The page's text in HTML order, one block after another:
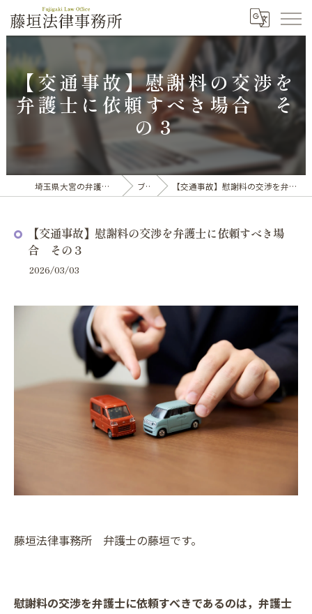
【交通事故】慰謝料の交渉を
弁護士に依頼すべき場合 そ
の３
埼玉県大宮の弁護士なら藤垣法律事務所 ブログ 【交通事故】慰謝料の交渉を弁護士に依頼すべき場合 その３
【交通事故】慰謝料の交渉を弁護士に依頼すべき場
合 その３
2026/03/03
藤垣法律事務所 弁護士の藤垣です。
慰謝料の交渉を弁護士に依頼すべきであるのは，弁護士